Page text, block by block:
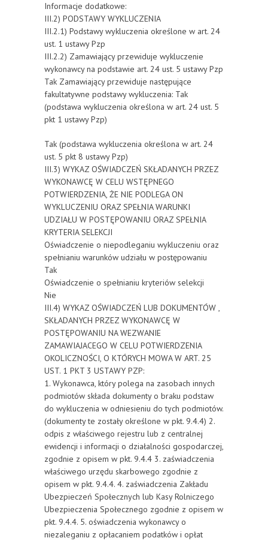
Informacje dodatkowe:
III.2) PODSTAWY WYKLUCZENIA
III.2.1) Podstawy wykluczenia określone w art. 24
ust. 1 ustawy Pzp
III.2.2) Zamawiający przewiduje wykluczenie
wykonawcy na podstawie art. 24 ust. 5 ustawy Pzp
Tak Zamawiający przewiduje następujące
fakultatywne podstawy wykluczenia: Tak
(podstawa wykluczenia określona w art. 24 ust. 5
pkt 1 ustawy Pzp)
Tak (podstawa wykluczenia określona w art. 24
ust. 5 pkt 8 ustawy Pzp)
III.3) WYKAZ OŚWIADCZEŃ SKŁADANYCH PRZEZ
WYKONAWCĘ W CELU WSTĘPNEGO
POTWIERDZENIA, ŻE NIE PODLEGA ON
WYKLUCZENIU ORAZ SPEŁNIA WARUNKI
UDZIAŁU W POSTĘPOWANIU ORAZ SPEŁNIA
KRYTERIA SELEKCJI
Oświadczenie o niepodleganiu wykluczeniu oraz
spełnianiu warunków udziału w postępowaniu
Tak
Oświadczenie o spełnianiu kryteriów selekcji
Nie
III.4) WYKAZ OŚWIADCZEŃ LUB DOKUMENTÓW ,
SKŁADANYCH PRZEZ WYKONAWCĘ W
POSTĘPOWANIU NA WEZWANIE
ZAMAWIAJACEGO W CELU POTWIERDZENIA
OKOLICZNOŚCI, O KTÓRYCH MOWA W ART. 25
UST. 1 PKT 3 USTAWY PZP:
1. Wykonawca, który polega na zasobach innych
podmiotów składa dokumenty o braku podstaw
do wykluczenia w odniesieniu do tych podmiotów.
(dokumenty te zostały określone w pkt. 9.4.4) 2.
odpis z właściwego rejestru lub z centralnej
ewidencji i informacji o działalności gospodarczej,
zgodnie z opisem w pkt. 9.4.4 3. zaświadczenia
właściwego urzędu skarbowego zgodnie z
opisem w pkt. 9.4.4. 4. zaświadczenia Zakładu
Ubezpieczeń Społecznych lub Kasy Rolniczego
Ubezpieczenia Społecznego zgodnie z opisem w
pkt. 9.4.4. 5. oświadczenia wykonawcy o
niezaleganiu z opłacaniem podatków i opłat